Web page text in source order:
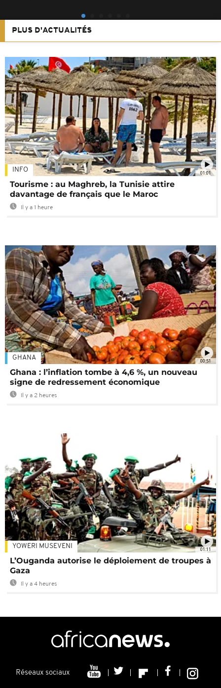
PLUS D'ACTUALITÉS
01:01
INFO
Tourisme : au Maghreb, la Tunisie attire
davantage de français que le Maroc
Il y a 1 heure
00:51
GHANA
Ghana : l’inflation tombe à 4,6 %, un nouveau
signe de redressement économique
Il y a 2 heures
01:11
YOWERI MUSEVENI
L’Ouganda autorise le déploiement de troupes à
Gaza
Il y a 4 heures
Réseaux sociaux